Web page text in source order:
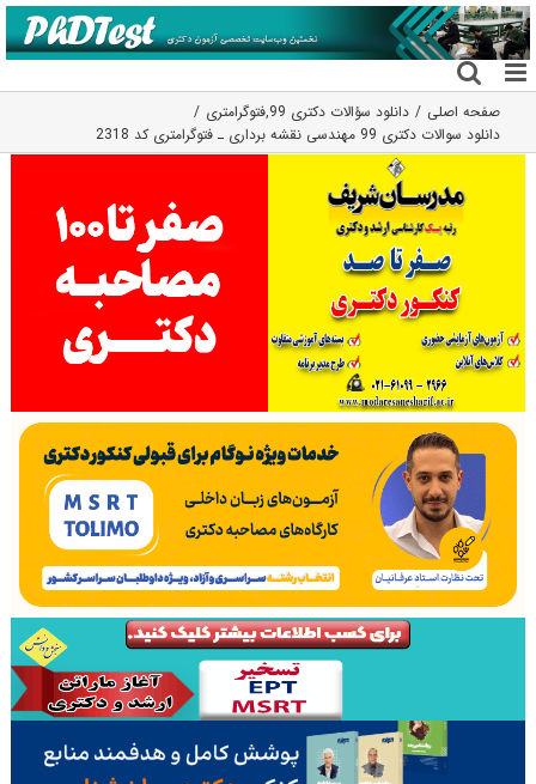
رفتن
به
محتوا
صفحه اصلی دانلود سؤالات دکتری 99 ,فتوگرامتری
دانلود سوالات دکتری 99 مهندسی نقشه برداری ـ فتوگرامتری کد 2318